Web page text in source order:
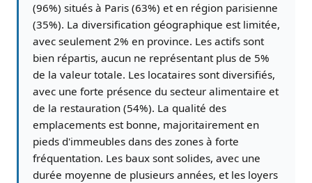
(96%) situés à Paris (63%) et en région parisienne
(35%). La diversification géographique est limitée,
avec seulement 2% en province. Les actifs sont
bien répartis, aucun ne représentant plus de 5%
de la valeur totale. Les locataires sont diversifiés,
avec une forte présence du secteur alimentaire et
de la restauration (54%). La qualité des
emplacements est bonne, majoritairement en
pieds d'immeubles dans des zones à forte
fréquentation. Les baux sont solides, avec une
durée moyenne de plusieurs années, et les loyers